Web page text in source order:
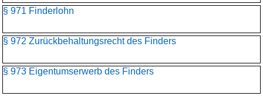
§ 971 Finderlohn
§ 972 Zurückbehaltungsrecht des Finders
§ 973 Eigentumserwerb des Finders